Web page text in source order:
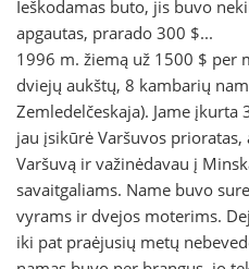
Ieškodamas buto, jis buvo
apgautas, prarado 300 $...
1996 m. žiemą už 1500 $ per
dviejų aukštų, 8 kambarių
Zemledelčeskaja). Jame
jau įsikūrė Varšuvos prioratas,
Varšuvą ir važinėdavau į
savaitgaliams. Name buvo
vyrams ir dvejos moterims.
iki pat praėjusių metų